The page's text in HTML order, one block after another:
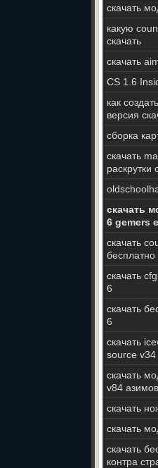
скачать
какую
скачать
скачать
CS 1.6
как
версия
сборка
скачать
раскрутки
скачать
6 gemers
скачать
бесплатно
скачать
6
скачать
6
скачать
source v34
скачать
v84 азимов
скачать
скачать
скачать
контра